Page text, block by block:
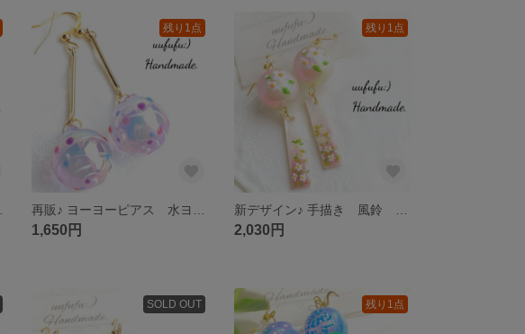
残り1点
1,650円
残り1点
2,030円
SOLD OUT 残り1点